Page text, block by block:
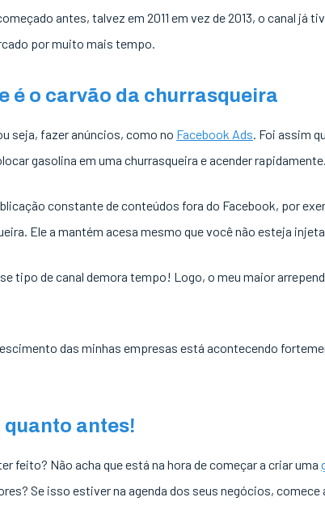
antes, talvez em 2011 em vez de 2013, o canal já
por muito mais tempo.
é o carvão da churrasqueira
seja, fazer anúncios, como no Facebook Ads. Foi assim
gasolina em uma churrasqueira e acender rapidamente.
constante de conteúdos fora do Facebook, por
Ele a mantém acesa mesmo que você não esteja
tipo de canal demora tempo! Logo, o meu maior
das minhas empresas está acontecendo
quanto antes!
feito? Não acha que está na hora de começar a criar uma
Se isso estiver na agenda dos seus negócios,